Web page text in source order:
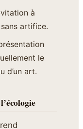
à
artifice.
le
d’un art.